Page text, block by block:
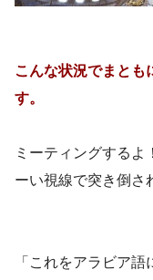
こんな状況でまとも
す。
ミーティングするよ
ーい視線で突き倒さ
「これをアラビア